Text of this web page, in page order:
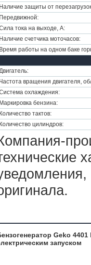
Наличие защиты от
Передвижной:
тока на выходе, A:
Наличие счетчика моточасов:
Время работы на одном баке
Частота вращения двигателя,
охлаждения:
Маркировка бензина:
Количество тактов:
Количество цилиндров:
Geko
запуском